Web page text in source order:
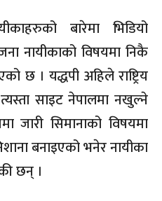
बारेमा भिडियो
नायीकाको विषयमा निकै
छ । यद्धपी अहिले राष्ट्रिय
साइट नेपालमा नखुल्ने
जारी सिमानाको विषयमा
बनाइएको भनेर नायीका
छन् ।